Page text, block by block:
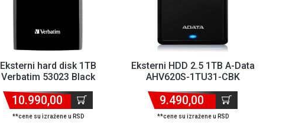
Eksterni hard disk 1TB
Verbatim 53023 Black
10.990,00
**cene su izražene u RSD
Eksterni HDD 2.5 1TB A-Data
AHV620S-1TU31-CBK
9.490,00
**cene su izražene u RSD